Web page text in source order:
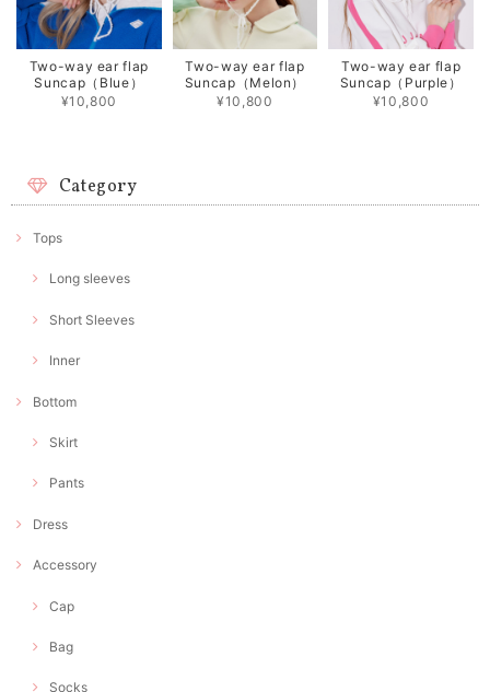
Two-way ear flap
Suncap（Blue）
¥10,800
Two-way ear flap
Suncap（Melon）
¥10,800
Two-way ear flap
Suncap（Purple）
¥10,800
Category
Tops
Long sleeves
Short Sleeves
Inner
Bottom
Skirt
Pants
Dress
Accessory
Cap
Bag
Socks